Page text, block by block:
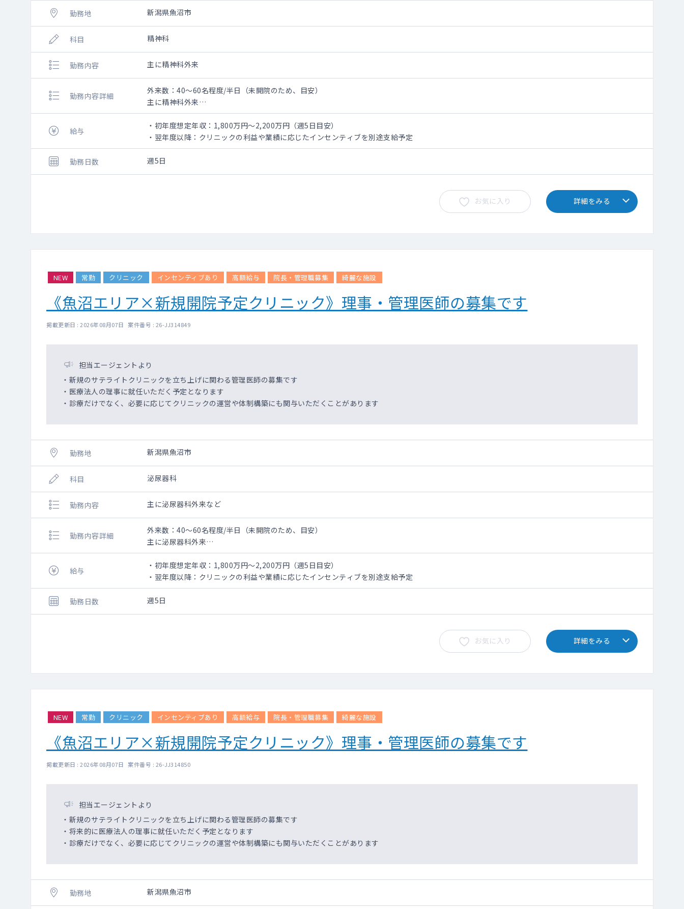
勤務地 新潟県魚沼市
科目 精神科
勤務内容 主に精神科外来
勤務内容詳細
外来数：40～60名程度/半日（未開院のため、目安）
主に精神科外来
※勤務内容は、相談となります。
給与
・初年度想定年収：1,800万円～2,200万円（週5日目安）
・翌年度以降：クリニックの利益や業績に応じたインセンティブを別途支給予定
勤務日数 週5日
お気に入り 詳細をみる
NEW 常勤 クリニック インセンティブあり 高額給与 院長・管理職募集 綺麗な施設
《魚沼エリア×新規開院予定クリニック》理事・管理医師の募集です
掲載更新日 : 2026年08月07日 案件番号 : 26-JJ314849
担当エージェントより
・新規のサテライトクリニックを立ち上げに関わる管理医師の募集です
・医療法人の理事に就任いただく予定となります
・診療だけでなく、必要に応じてクリニックの運営や体制構築にも関与いただくことがあります
勤務地 新潟県魚沼市
科目 泌尿器科
勤務内容 主に泌尿器科外来など
勤務内容詳細
外来数：40～60名程度/半日（未開院のため、目安）
主に泌尿器科外来
※勤務内容は、相談となります。
給与
・初年度想定年収：1,800万円～2,200万円（週5日目安）
・翌年度以降：クリニックの利益や業績に応じたインセンティブを別途支給予定
勤務日数 週5日
お気に入り 詳細をみる
NEW 常勤 クリニック インセンティブあり 高額給与 院長・管理職募集 綺麗な施設
《魚沼エリア×新規開院予定クリニック》理事・管理医師の募集です
掲載更新日 : 2026年08月07日 案件番号 : 26-JJ314850
担当エージェントより
・新規のサテライトクリニックを立ち上げに関わる管理医師の募集です
・将来的に医療法人の理事に就任いただく予定となります
・診療だけでなく、必要に応じてクリニックの運営や体制構築にも関与いただくことがあります
勤務地 新潟県魚沼市